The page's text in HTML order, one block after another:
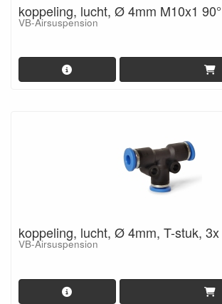
koppeling, lucht, Ø 4mm M10x1 90°
VB-Airsuspension
koppeling, lucht, Ø 4mm, T-stuk, 3x
VB-Airsuspension